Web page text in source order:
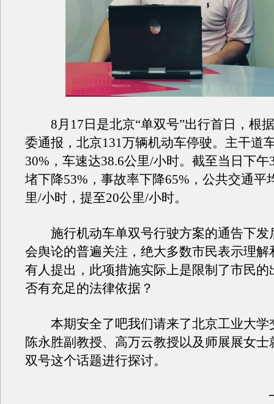
8月17日是北京“单双号”出行首日，根
委通报，北京131万辆机动车停驶。主干道
30%，车速达38.6公里/小时。截至当日下午
堵下降53%，事故率下降65%，公共交通平
里/小时，提至20公里/小时。
施行机动车单双号行驶方案的通告下发
会舆论的普遍关注，绝大多数市民表示理解
有人提出，此项措施实际上是限制了市民的
否有充足的法律依据？
本期安全了吧我们请来了北京工业大学
陈永胜副教授、高万云教授以及师展展女士
双号这个话题进行探讨。
一